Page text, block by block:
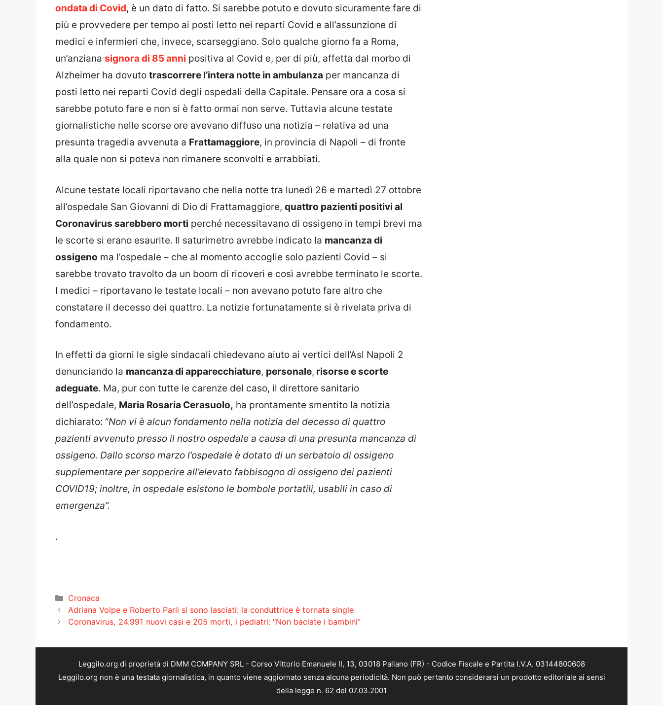
ondata di Covid, è un dato di fatto. Si sarebbe potuto e dovuto sicuramente fare di
più e provvedere per tempo ai posti letto nei reparti Covid e all’assunzione di
medici e infermieri che, invece, scarseggiano. Solo qualche giorno fa a Roma,
un’anziana signora di 85 anni positiva al Covid e, per di più, affetta dal morbo di
Alzheimer ha dovuto trascorrere l’intera notte in ambulanza per mancanza di
posti letto nei reparti Covid degli ospedali della Capitale. Pensare ora a cosa si
sarebbe potuto fare e non si è fatto ormai non serve. Tuttavia alcune testate
giornalistiche nelle scorse ore avevano diffuso una notizia – relativa ad una
presunta tragedia avvenuta a Frattamaggiore, in provincia di Napoli – di fronte
alla quale non si poteva non rimanere sconvolti e arrabbiati.
Alcune testate locali riportavano che nella notte tra lunedì 26 e martedì 27 ottobre
all’ospedale San Giovanni di Dio di Frattamaggiore, quattro pazienti positivi al
Coronavirus sarebbero morti perché necessitavano di ossigeno in tempi brevi ma
le scorte si erano esaurite. Il saturimetro avrebbe indicato la mancanza di
ossigeno ma l’ospedale – che al momento accoglie solo pazienti Covid – si
sarebbe trovato travolto da un boom di ricoveri e così avrebbe terminato le scorte.
I medici – riportavano le testate locali – non avevano potuto fare altro che
constatare il decesso dei quattro. La notizie fortunatamente si è rivelata priva di
fondamento.
In effetti da giorni le sigle sindacali chiedevano aiuto ai vertici dell’Asl Napoli 2
denunciando la mancanza di apparecchiature, personale, risorse e scorte
adeguate. Ma, pur con tutte le carenze del caso, il direttore sanitario
dell’ospedale, Maria Rosaria Cerasuolo, ha prontamente smentito la notizia
dichiarato: “Non vi è alcun fondamento nella notizia del decesso di quattro
pazienti avvenuto presso il nostro ospedale a causa di una presunta mancanza di
ossigeno. Dallo scorso marzo l’ospedale è dotato di un serbatoio di ossigeno
supplementare per sopperire all’elevato fabbisogno di ossigeno dei pazienti
COVID19; inoltre, in ospedale esistono le bombole portatili, usabili in caso di
emergenza”.
.
Categorie
Cronaca
Adriana Volpe e Roberto Parli si sono lasciati: la conduttrice è tornata single
Coronavirus, 24.991 nuovi casi e 205 morti, i pediatri: “Non baciate i bambini”
Leggilo.org di proprietà di DMM COMPANY SRL - Corso Vittorio Emanuele II, 13, 03018 Paliano (FR) - Codice Fiscale e Partita I.V.A. 03144800608
Leggilo.org non è una testata giornalistica, in quanto viene aggiornato senza alcuna periodicità. Non può pertanto considerarsi un prodotto editoriale ai sensi
della legge n. 62 del 07.03.2001